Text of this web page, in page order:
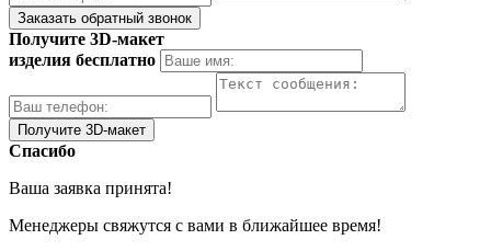
Получите 3D-макет
изделия бесплатно
Спасибо
Ваша заявка принята!
Менеджеры свяжутся с вами в ближайшее время!